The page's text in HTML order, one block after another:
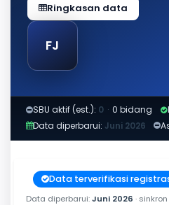
Ringkasan data
FJ
SBU aktif (est.): 0 · 0 bidang
Data diperbarui: Juni 2026
Data terverifikasi
Data diperbarui:Juni 2026 ·